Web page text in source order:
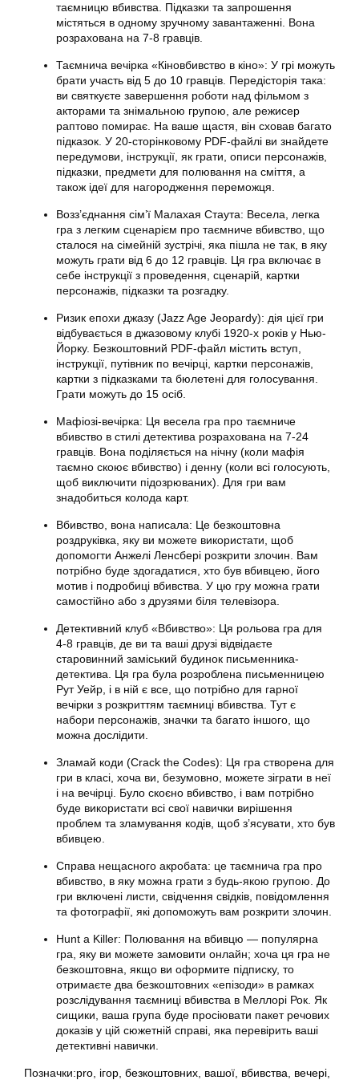
таємницю вбивства. Підказки та запрошення
містяться в одному зручному завантаженні. Вона
розрахована на 7-8 гравців.
Таємнича вечірка «Кіновбивство в кіно»: У грі можуть
брати участь від 5 до 10 гравців. Передісторія така:
ви святкуєте завершення роботи над фільмом з
акторами та знімальною групою, але режисер
раптово помирає. На ваше щастя, він сховав багато
підказок. У 20-сторінковому PDF-файлі ви знайдете
передумови, інструкції, як грати, описи персонажів,
підказки, предмети для полювання на сміття, а
також ідеї для нагородження переможця.
Возз’єднання сім’ї Малахая Стаута: Весела, легка
гра з легким сценарієм про таємниче вбивство, що
сталося на сімейній зустрічі, яка пішла не так, в яку
можуть грати від 6 до 12 гравців. Ця гра включає в
себе інструкції з проведення, сценарій, картки
персонажів, підказки та розгадку.
Ризик епохи джазу (Jazz Age Jeopardy): дія цієї гри
відбувається в джазовому клубі 1920-х років у Нью-
Йорку. Безкоштовний PDF-файл містить вступ,
інструкції, путівник по вечірці, картки персонажів,
картки з підказками та бюлетені для голосування.
Грати можуть до 15 осіб.
Мафіозі-вечірка: Ця весела гра про таємниче
вбивство в стилі детектива розрахована на 7-24
гравців. Вона поділяється на нічну (коли мафія
таємно скоює вбивство) і денну (коли всі голосують,
щоб виключити підозрюваних). Для гри вам
знадобиться колода карт.
Вбивство, вона написала: Це безкоштовна
роздруківка, яку ви можете використати, щоб
допомогти Анжелі Ленсбері розкрити злочин. Вам
потрібно буде здогадатися, хто був вбивцею, його
мотив і подробиці вбивства. У цю гру можна грати
самостійно або з друзями біля телевізора.
Детективний клуб «Вбивство»: Ця рольова гра для
4-8 гравців, де ви та ваші друзі відвідаєте
старовинний заміський будинок письменника-
детектива. Ця гра була розроблена письменницею
Рут Уейр, і в ній є все, що потрібно для гарної
вечірки з розкриттям таємниці вбивства. Тут є
набори персонажів, значки та багато іншого, що
можна дослідити.
Зламай коди (Crack the Codes): Ця гра створена для
гри в класі, хоча ви, безумовно, можете зіграти в неї
і на вечірці. Було скоєно вбивство, і вам потрібно
буде використати всі свої навички вирішення
проблем та зламування кодів, щоб з’ясувати, хто був
вбивцею.
Справа нещасного акробата: це таємнича гра про
вбивство, в яку можна грати з будь-якою групою. До
гри включені листи, свідчення свідків, повідомлення
та фотографії, які допоможуть вам розкрити злочин.
Hunt a Killer: Полювання на вбивцю — популярна
гра, яку ви можете замовити онлайн; хоча ця гра не
безкоштовна, якщо ви оформите підписку, то
отримаєте два безкоштовних «епізоди» в рамках
розслідування таємниці вбивства в Меллорі Рок. Як
сищики, ваша група буде просіювати пакет речових
доказів у цій сюжетній справі, яка перевірить ваші
детективні навички.
Позначки:pro, ігор, безкоштовних, вашої, вбивства, вечері,